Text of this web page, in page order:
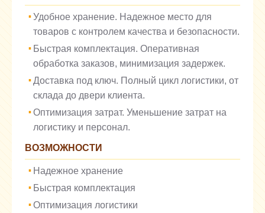
Удобное хранение. Надежное место для
товаров с контролем качества и безопасности.
Быстрая комплектация. Оперативная
обработка заказов, минимизация задержек.
Доставка под ключ. Полный цикл логистики, от
склада до двери клиента.
Оптимизация затрат. Уменьшение затрат на
логистику и персонал.
ВОЗМОЖНОСТИ
Надежное хранение
Быстрая комплектация
Оптимизация логистики